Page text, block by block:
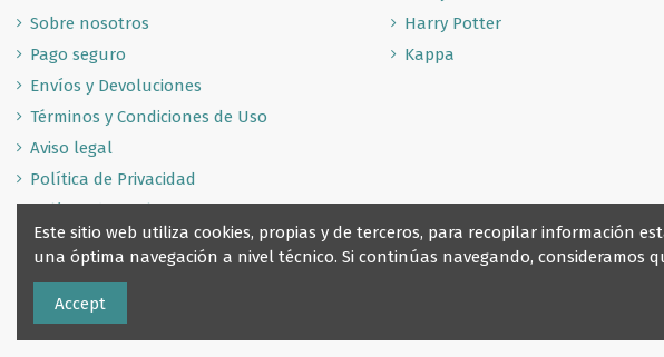
Sobre nosotros
Pago seguro
Envíos y Devoluciones
Términos y Condiciones de Uso
Aviso legal
Política de Privacidad
Política de Cookies
Harry Potter
Kappa
Este sitio web utiliza cookies, propias y de terceros, para recopilar información
una óptima navegación a nivel técnico. Si continúas navegando, consideramos
Accept